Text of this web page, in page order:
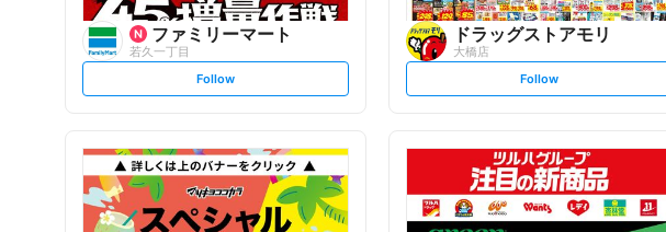
ファミリーマート
若久一丁目
s
t
l
o
w
Follow
ドラッグストアモリ
大橋店
s
t
l
o
w
Follow